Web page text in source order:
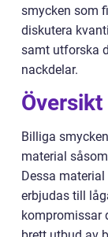
smycken som
diskutera
samt utforska
nackdelar.
Billiga
material
Dessa
erbjudas till
kompromissar